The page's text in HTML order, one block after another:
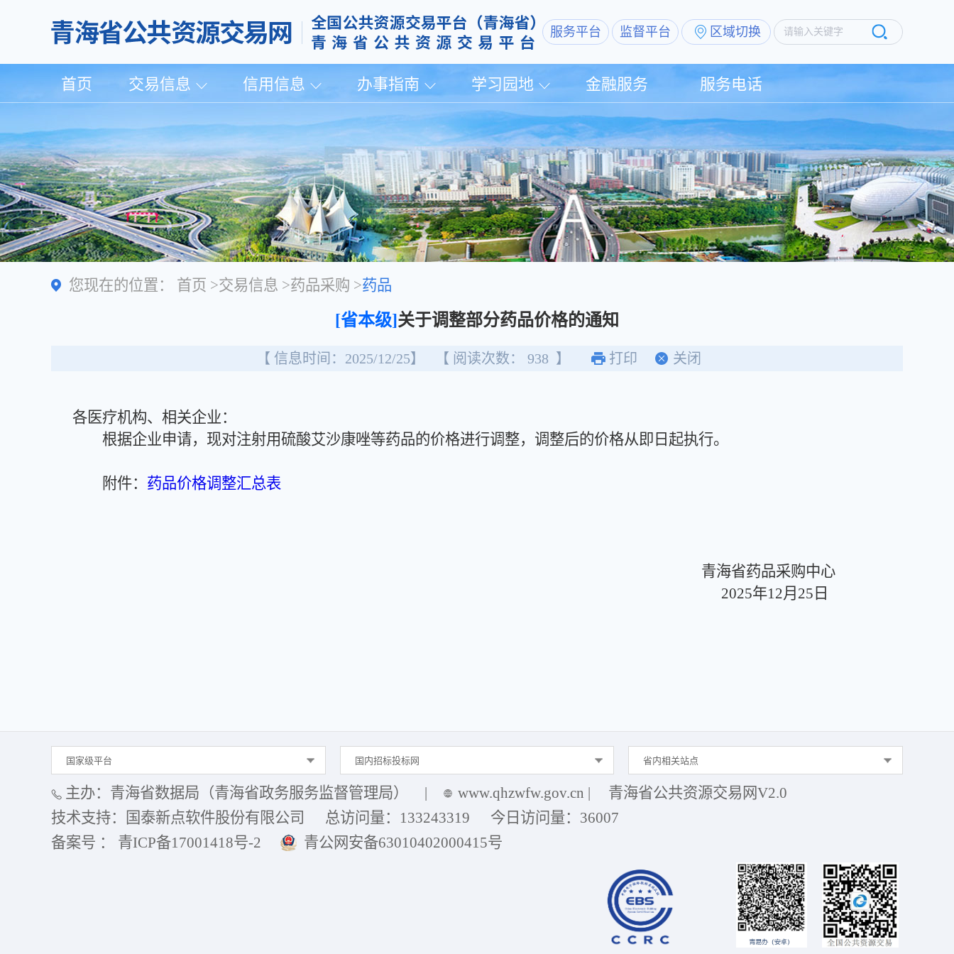
服务平台 监督平台 区域切换 请输入关键字
首页 交易信息 信用信息 办事指南 学习园地 金融服务 服务电话
您现在的位置： 首页 >交易信息 >药品采购 >药品
[省本级]关于调整部分药品价格的通知
【 信息时间：2025/12/25】 【 阅读次数： 938 】 打印 关闭
各医疗机构、相关企业：
根据企业申请，现对注射用硫酸艾沙康唑等药品的价格进行调整，调整后的价格从即日起执行。
附件： 药品价格调整汇总表
青海省药品采购中心
2025年12月25日
国家级平台 国内招标投标网 省内相关站点
主办：青海省数据局（青海省政务服务监督管理局） | www.qhzwfw.gov.cn |
青海省公共资源交易网V2.0
技术支持：国泰新点软件股份有限公司
总访问量： 133243319 今日访问量： 36007
备案号 ： 青ICP备17001418号-2
青公网安备63010402000415号